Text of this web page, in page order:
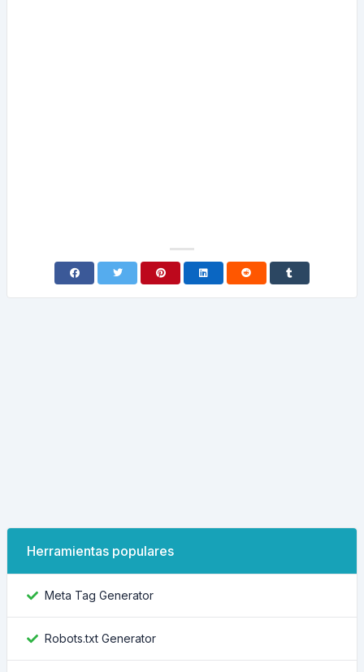
Herramientas populares
Meta Tag Generator
Robots.txt Generator